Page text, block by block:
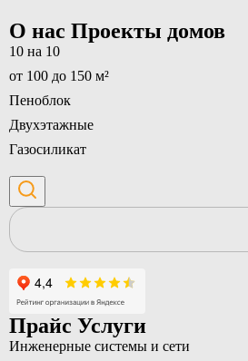
О нас Проекты домов
10 на 10
от 100 до 150 м²
Пеноблок
Двухэтажные
Газосиликат
Прайс Услуги
Инженерные системы и сети